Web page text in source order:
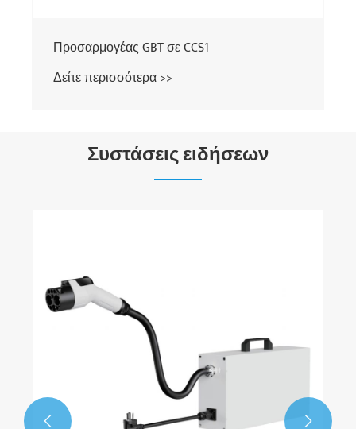
Συστάσεις ειδήσεων
κλειδί για την πιο έξυπνη φόρτιση;
Δείτε περισσότερα >>
 